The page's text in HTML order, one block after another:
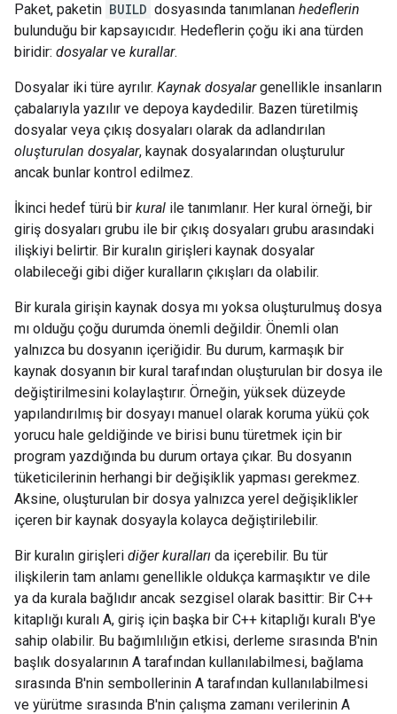
Paket, paketin BUILD dosyasında tanımlanan hedeflerin
bulunduğu bir kapsayıcıdır. Hedeflerin çoğu iki ana türden
biridir: dosyalarve kurallar.
Dosyalar iki türe ayrılır. Kaynak dosyalargenellikle insanların
çabalarıyla yazılır ve depoya kaydedilir. Bazen türetilmiş
dosyalar veya çıkış dosyaları olarak da adlandırılan
oluşturulan dosyalar, kaynak dosyalarından oluşturulur
ancak bunlar kontrol edilmez.
İkinci hedef türü bir kural ile tanımlanır. Her kural örneği, bir
giriş dosyaları grubu ile bir çıkış dosyaları grubu arasındaki
ilişkiyi belirtir. Bir kuralın girişleri kaynak dosyalar
olabileceği gibi diğer kuralların çıkışları da olabilir.
Bir kurala girişin kaynak dosya mı yoksa oluşturulmuş dosya
mı olduğu çoğu durumda önemli değildir. Önemli olan
yalnızca bu dosyanın içeriğidir. Bu durum, karmaşık bir
kaynak dosyanın bir kural tarafından oluşturulan bir dosya ile
değiştirilmesini kolaylaştırır. Örneğin, yüksek düzeyde
yapılandırılmış bir dosyayı manuel olarak koruma yükü çok
yorucu hale geldiğinde ve birisi bunu türetmek için bir
program yazdığında bu durum ortaya çıkar. Bu dosyanın
tüketicilerinin herhangi bir değişiklik yapması gerekmez.
Aksine, oluşturulan bir dosya yalnızca yerel değişiklikler
içeren bir kaynak dosyayla kolayca değiştirilebilir.
Bir kuralın girişleri diğer kuralları da içerebilir. Bu tür
ilişkilerin tam anlamı genellikle oldukça karmaşıktır ve dile
ya da kurala bağlıdır ancak sezgisel olarak basittir: Bir C++
kitaplığı kuralı A, giriş için başka bir C++ kitaplığı kuralı B'ye
sahip olabilir. Bu bağımlılığın etkisi, derleme sırasında B'nin
başlık dosyalarının A tarafından kullanılabilmesi, bağlama
sırasında B'nin sembollerinin A tarafından kullanılabilmesi
ve yürütme sırasında B'nin çalışma zamanı verilerinin A